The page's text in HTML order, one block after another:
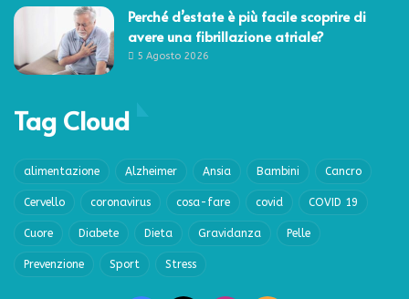
Perché d’estate è più facile scoprire di
avere una fibrillazione atriale?
5 Agosto 2026
Tag Cloud
alimentazione Alzheimer Ansia Bambini Cancro
Cervello coronavirus cosa-fare covid COVID 19
Cuore Diabete Dieta Gravidanza Pelle
Prevenzione Sport Stress